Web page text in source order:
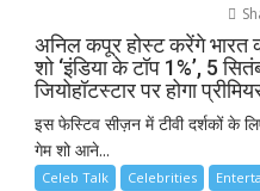
अनिल कपूर होस्ट करेंगे भारत
शो ‘इंडिया के टॉप 1%’, 5
जियोहॉटस्टार पर होगा
इस फेस्टिव सीज़न में टीवी दर्शकों के
गेम शो आने...
Celeb Talk Celebrities